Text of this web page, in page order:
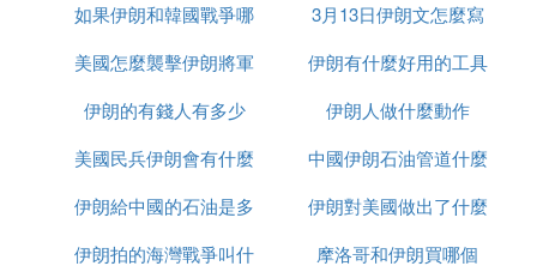
⑹ 伊朗德黑蘭到美國白宮有多少距離
國白宮，他的距離可以通過高德地圖來測算。
⑺ 美國🇺🇸本土離伊朗有多少公里
美國本土離伊朗那至少是有差不多快3000公里應該有
吧。不過美國他打伊朗也不需要從本土發射導彈吧。
如果伊朗和韓國戰爭哪
個贏
3月13日伊朗文怎麼寫
美國怎麼襲擊伊朗將軍
的
伊朗有什麼好用的工具
伊朗的有錢人有多少
伊朗人做什麼動作
美國民兵伊朗會有什麼
反應
中國伊朗石油管道什麼
時候建完
伊朗給中國的石油是多
少一桶
伊朗對美國做出了什麼
反應
伊朗拍的海灣戰爭叫什
摩洛哥和伊朗買哪個